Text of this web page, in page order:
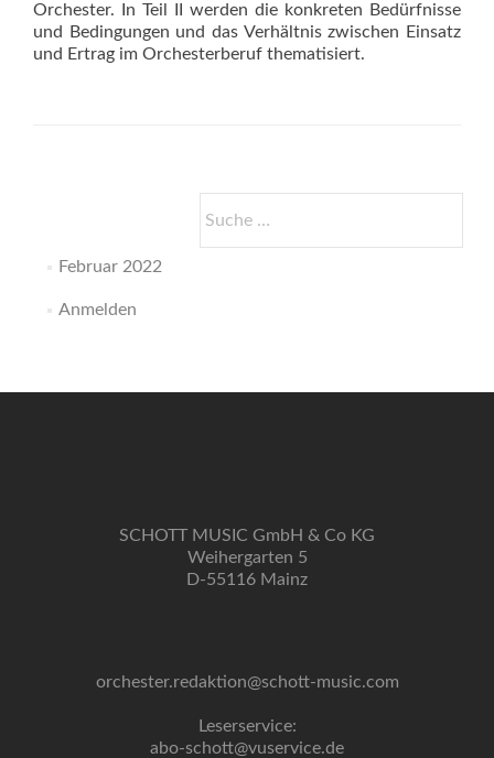
Orchester. In Teil II werden die konkreten Bedürfnisse
und Bedingungen und das Verhältnis zwischen Einsatz
und Ertrag im Orchesterberuf thematisiert.
nach:
Februar 2022
Anmelden
SCHOTT MUSIC GmbH & Co KG
Weihergarten 5
D-55116 Mainz
orchester.redaktion@schott-music.com
Leserservice:
abo-schott@vuservice.de